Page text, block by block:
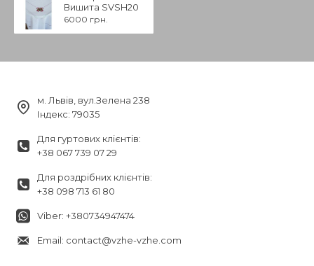
Вишита SVSH20
6000 грн.
м. Львів, вул.Зелена 238
Індекс: 79035
Для гуртових клієнтів:
+38 067 739 07 29
Для роздрібних клієнтів:
+38 098 713 61 80
Viber: +380734947474
Email: contact@vzhe-vzhe.com